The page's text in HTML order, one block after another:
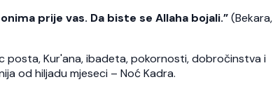
prije vas. Da biste se Allaha bojali.”(Bekara,
posta, Kur'ana, ibadeta, pokornosti, dobročinstva i
od hiljadu mjeseci – Noć Kadra.